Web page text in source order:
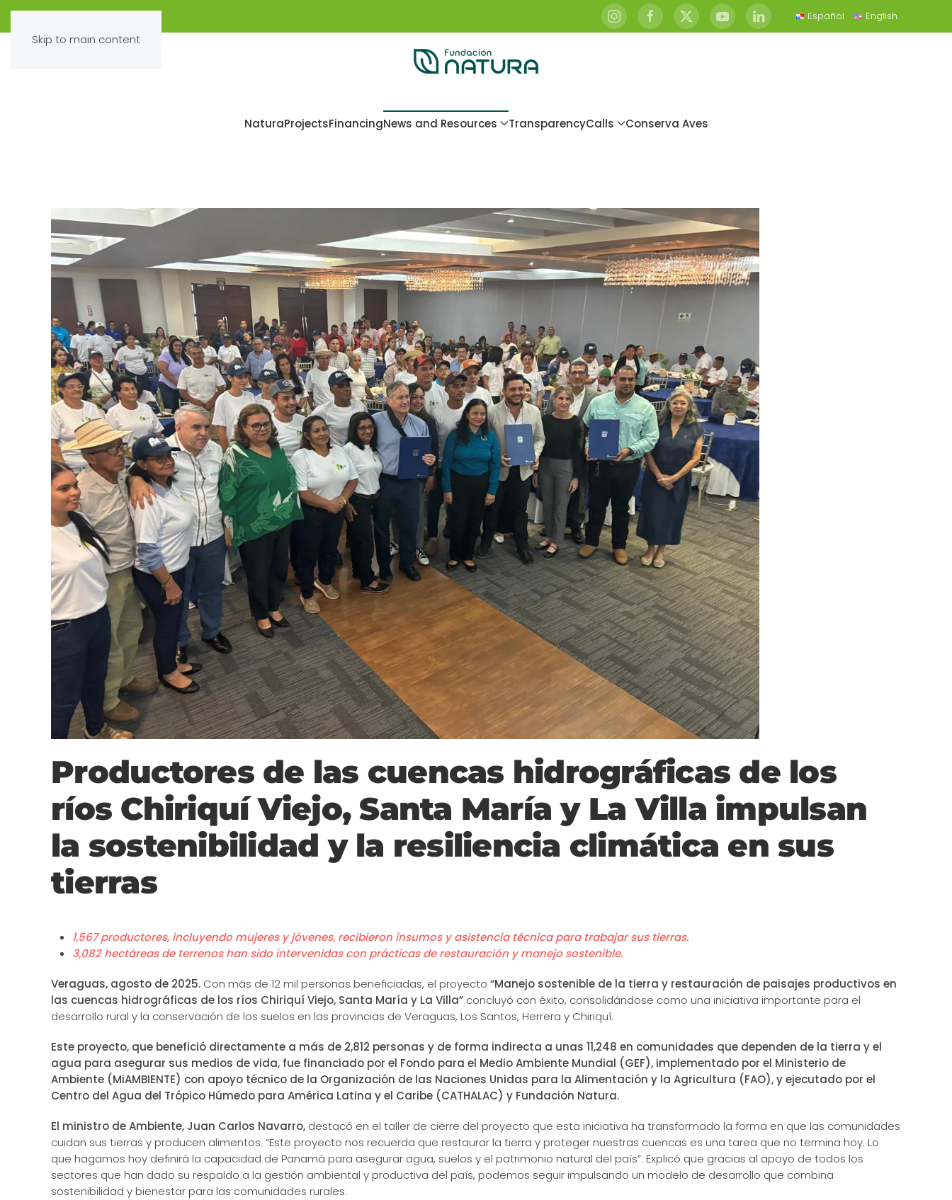
Skip to main content
Español English
NaturaProjectsFinancingNews and Resources TransparencyCalls Conserva Aves
Productores de las cuencas hidrográficas de los
ríos Chiriquí Viejo, Santa María y La Villa impulsan
la sostenibilidad y la resiliencia climática en sus
tierras
1,567 productores, incluyendo mujeres y jóvenes, recibieron insumos y asistencia técnica para trabajar sus tierras.
3,082 hectáreas de terrenos han sido intervenidas con prácticas de restauración y manejo sostenible.
Veraguas, agosto de 2025. Con más de 12 mil personas beneficiadas, el proyecto “Manejo sostenible de la tierra y restauración de paisajes productivos en
las cuencas hidrográficas de los ríos Chiriquí Viejo, Santa María y La Villa” concluyó con éxito, consolidándose como una iniciativa importante para el
desarrollo rural y la conservación de los suelos en las provincias de Veraguas, Los Santos, Herrera y Chiriquí.
Este proyecto, que benefició directamente a más de 2,812 personas y de forma indirecta a unas 11,248 en comunidades que dependen de la tierra y el
agua para asegurar sus medios de vida, fue financiado por el Fondo para el Medio Ambiente Mundial (GEF), implementado por el Ministerio de
Ambiente (MiAMBIENTE) con apoyo técnico de la Organización de las Naciones Unidas para la Alimentación y la Agricultura (FAO), y ejecutado por el
Centro del Agua del Trópico Húmedo para América Latina y el Caribe (CATHALAC) y Fundación Natura.
El ministro de Ambiente, Juan Carlos Navarro, destacó en el taller de cierre del proyecto que esta iniciativa ha transformado la forma en que las comunidades
cuidan sus tierras y producen alimentos. “Este proyecto nos recuerda que restaurar la tierra y proteger nuestras cuencas es una tarea que no termina hoy. Lo
que hagamos hoy definirá la capacidad de Panamá para asegurar agua, suelos y el patrimonio natural del país”. Explicó que gracias al apoyo de todos los
sectores que han dado su respaldo a la gestión ambiental y productiva del país, podemos seguir impulsando un modelo de desarrollo que combina
sostenibilidad y bienestar para las comunidades rurales.